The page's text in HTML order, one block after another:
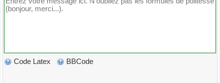
Code Latex BBCode